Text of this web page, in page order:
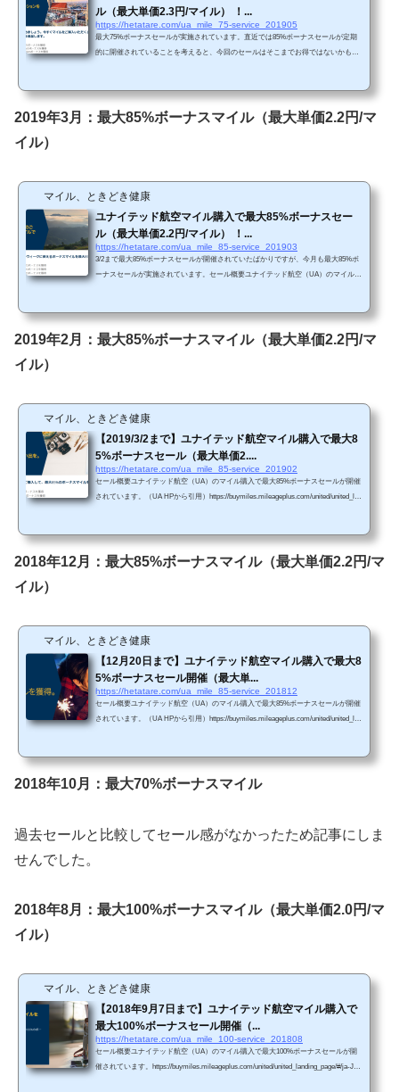
ル（最大単価2.3円/マイル） ！...
https://hetatare.com/ua_mile_75-service_201905
最大75%ボーナスセールが実施されています。直近では85%ボーナスセールが定期
的に開催されていることを考えると、今回のセールはそこまでお得ではないかもし
d/united_landing_page/#/ja-JP 昨年8月に最大100%ボーナスセールがあったことを考
えると、お得感が高いセールというわけではないと思います。 Chromeで「リダイ
2019年3月：最大85%ボーナスマイル（最大単価2.2円/マ
イル）
マイル、ときどき健康
ユナイテッド航空マイル購入で最大85%ボーナスセー
ル（最大単価2.2円/マイル） ！...
https://hetatare.com/ua_mile_85-service_201903
3/2まで最大85%ボーナスセールが開催されていたばかりですが、今月も最大85%ボ
ーナスセールが実施されています。セール概要ユナイテッド航空（UA）のマイル購
ールがあったことを考えると、お得感が高いセールというわけではないと思いま
す。 Chromeで「リダイレクトが繰り返し行われました」というエラーが生じてし
2019年2月：最大85%ボーナスマイル（最大単価2.2円/マ
イル）
マイル、ときどき健康
【2019/3/2まで】ユナイテッド航空マイル購入で最大8
5%ボーナスセール（最大単価2....
https://hetatare.com/ua_mile_85-service_201902
セール概要ユナイテッド航空（UA）のマイル購入で最大85%ボーナスセールが開催
されています。（UA HPから引用）https://buymiles.mileageplus.com/united/united_lan
り返し行われました」というエラーが生じてしまったら、以下の方法を試してみて
下さい。 単価購入マイルによってボーナス割合が変わります。・5,000～25,000マイ
2018年12月：最大85%ボーナスマイル（最大単価2.2円/マ
イル）
マイル、ときどき健康
【12月20日まで】ユナイテッド航空マイル購入で最大8
5%ボーナスセール開催（最大単...
https://hetatare.com/ua_mile_85-service_201812
セール概要ユナイテッド航空（UA）のマイル購入で最大85%ボーナスセールが開催
されています。（UA HPから引用）https://buymiles.mileageplus.com/united/united_lan
り返し行われました」というエラーが生じてしまったら、以下の方法を試してみて
下さい。 単価購入マイルによってボーナス割合が変わります。・6,000～15,000マイ
2018年10月：最大70%ボーナスマイル
過去セールと比較してセール感がなかったため記事にしま
せんでした。
2018年8月：最大100%ボーナスマイル（最大単価2.0円/マ
イル）
マイル、ときどき健康
【2018年9月7日まで】ユナイテッド航空マイル購入で
最大100%ボーナスセール開催（...
https://hetatare.com/ua_mile_100-service_201808
セール概要ユナイテッド航空（UA）のマイル購入で最大100%ボーナスセールが開
催されています。https://buymiles.mileageplus.com/united/united_landing_page/#/ja-J